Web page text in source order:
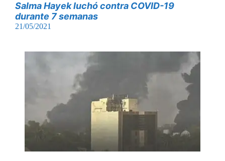
Salma Hayek luchó contra COVID-19
durante 7 semanas
21/05/2021